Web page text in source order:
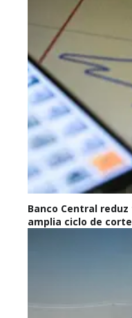
Banco Central
amplia ciclo de